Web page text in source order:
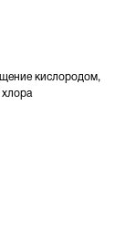
кислородом,